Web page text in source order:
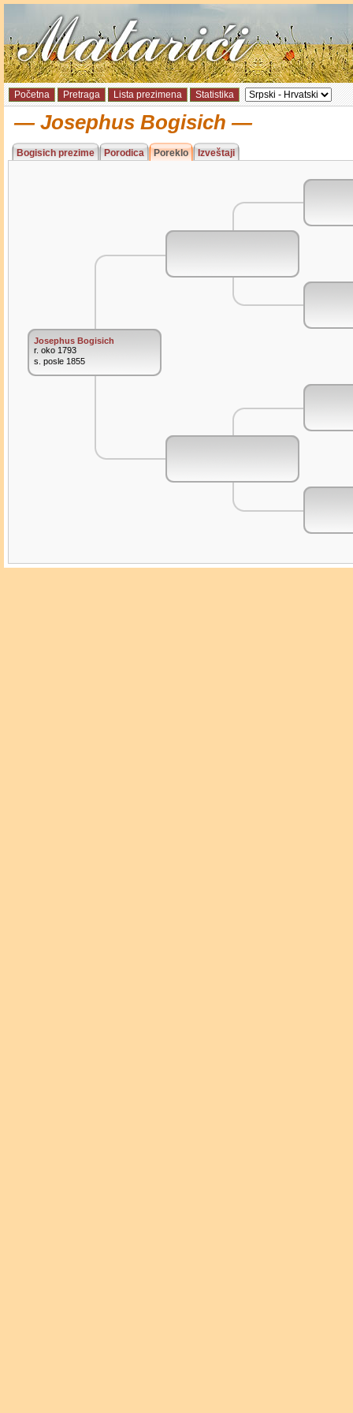
Početna Pretraga Lista prezimena Statistika
Josephus Bogisich
Bogisich prezime Porodica Poreklo Izveštaji
Josephus Bogisich
r. oko 1793
s. posle 1855